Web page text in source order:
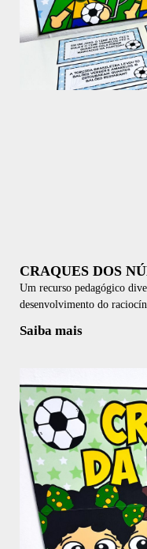
CRAQUES DOS
Um recurso pedagógico
desenvolvimento do
Saiba mais